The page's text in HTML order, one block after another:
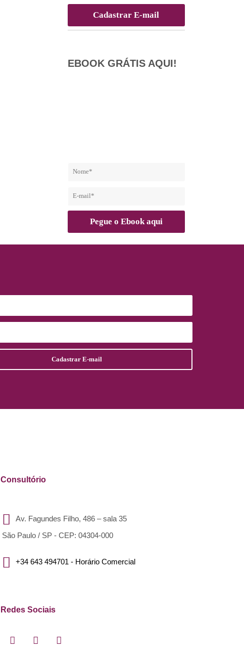
EBOOK GRÁTIS AQUI!
Consultório
Av. Fagundes Filho, 486 – sala 35
São Paulo / SP - CEP: 04304-000
+34 643 494701 - Horário Comercial
Redes Sociais